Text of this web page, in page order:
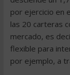
por ejercicio en
las 20 carteras
mercado, es
flexible para
por ejemplo, a